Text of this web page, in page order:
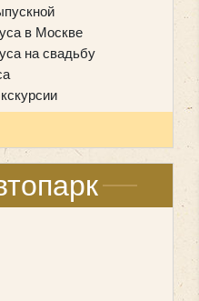
в Москве
на свадьбу